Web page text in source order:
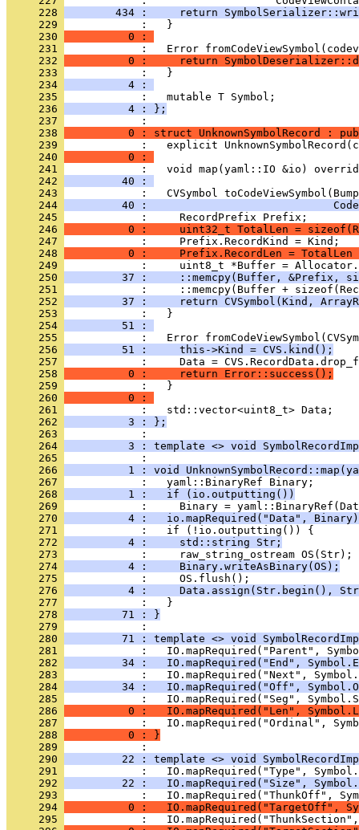
     228
434 :     return
     229
            :   }
     230
          0 :
     231
     232
0 :     return
     233
     234
          4 :
     235
     236
          4 : };
     237
     238
0 : struct UnknownSymbolRecord :
     239
     240
          0 :
     241
:   void map(yaml::IO &io)
     242
         40 :
     243
     244
40 :
     245
     246
0 :     uint32_t TotalLen =
     247
     248
0 :     Prefix.RecordLen = TotalLen
     249
     250
37 :     ::memcpy(Buffer, &Prefix,
     251
     252
37 :     return CVSymbol(Kind,
     253
     254
         51 :
     255
     256
         51 :     this->Kind = CVS.kind();
     257
     258
          0 :     return Error::success();
     259
     260
          0 :
     261
     262
          3 : };
     263
     264
3 : template <> void
     265
     266
1 : void
     267
     268
          1 :   if (io.outputting())
     269
     270
4 :   io.mapRequired("Data",
     271
     272
          4 :     std::string Str;
     273
     274
          4 :     Binary.writeAsBinary(OS);
     275
     276
4 :     Data.assign(Str.begin(),
     277
     278
         71 : }
     279
     280
71 : template <> void
     281
     282
34 :   IO.mapRequired("End",
     283
     284
34 :   IO.mapRequired("Off",
     285
     286
0 :   IO.mapRequired("Len",
     287
     288
          0 : }
     289
     290
22 : template <> void
     291
     292
22 :   IO.mapRequired("Size",
     293
     294
0 :   IO.mapRequired("TargetOff",
     295